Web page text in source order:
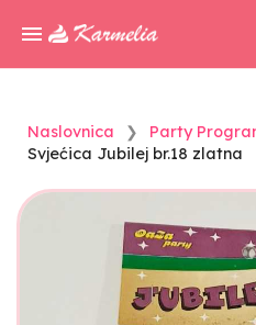
Naslovnica
Party
Svjećica Jubilej br.18 zlatna